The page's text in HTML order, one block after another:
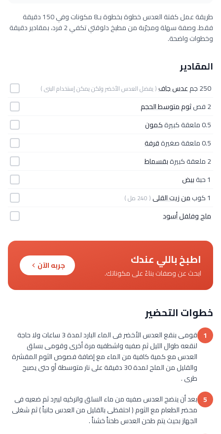
طريقة عمل كفتة العدس خطوة بخطوة بـ8 مكونات وفي 150 دقيقة
فقط. وصفة سهلة ومجرّبة من مطبخ دلوقتي تكفي 2 فرد، بمقادير دقيقة
وخطوات واضحة.
المقادير
250 جم عدس جاف( يفضل العدس الأخضر ولكن يمكن إستخدام البنى )
2 فص
ثوم متوسط الحجم
0.5 ملعقة كبيرة
كمون
0.5 ملعقة صغيرة
قرفة
2 ملعقة كبيرة
بقسماط
1 حبة
بيض
1 كوب
من زيت القلى ( 240 مل )
ملح وفلفل أسود
اطبخ باللي عندك
ابحث عن وصفات بناءً على مكوناتك.
جربه الآن
خطوات التحضير
1
قومى بنقع العدس الأخضر فى الماء البارد لمدة 3 ساعات ولا حاجة
لنقعه طوال الليل ثم صفيه واشطفيه مرة أخرى وقومى بسلق
العدس مع كمية كافية من الماء مع إضافة فصوص الثوم المقشرة
والقليل من الملح لمدة 30 دقيقة على نار متوسطة أو حتى يصبح
طرى .
5 بعد أن ينضج العدس صفيه من ماء السلق واتركيه ليبرد ثم ضعيه فى
محضر الطعام مع الثوم ( احتفظى بالقليل من العدس جانباً ) ثم شغلى
الجهاز بحيث يتم طحن العدس طحناً خشناً .